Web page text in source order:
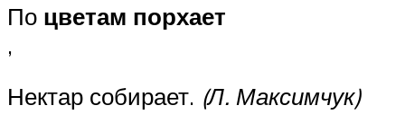
По цветам порхает
,
Нектар собирает. (Л. Максимчук)